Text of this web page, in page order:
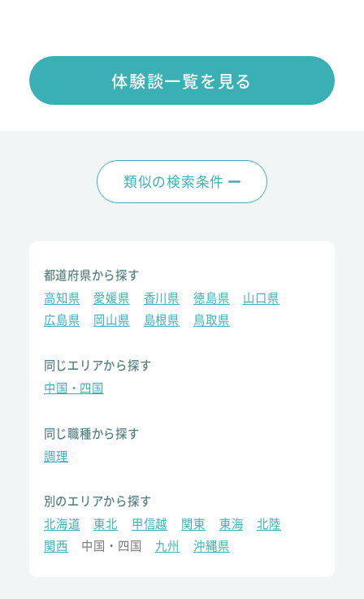
体験談一覧を見る
類似の検索条件
都道府県から探す
高知県
愛媛県 香川県 徳島県
山口県
広島県
岡山県 島根県 鳥取県
同じエリアから探す
中国・四国
同じ職種から探す
調理
別のエリアから探す
北海道
東北 甲信越 関東 東海
北陸
関西
中国・四国 九州 沖縄県